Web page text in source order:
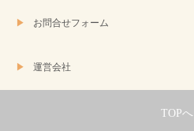
お問合せフォーム
運営会社
TOPへ